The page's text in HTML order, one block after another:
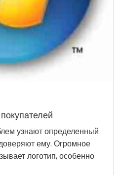
узнают определенный
ему. Огромное
логотип, особенно